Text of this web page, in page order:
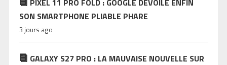
SON SMARTPHONE PLIABLE PHARE
3 jours ago
GALAXY S27 PRO : LA MAUVAISE NOUVELLE SUR